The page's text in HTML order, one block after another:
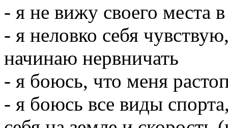
- я не вижу своего места
- я неловко себя
начинаю нервничать
- я боюсь, что меня
- я боюсь все виды